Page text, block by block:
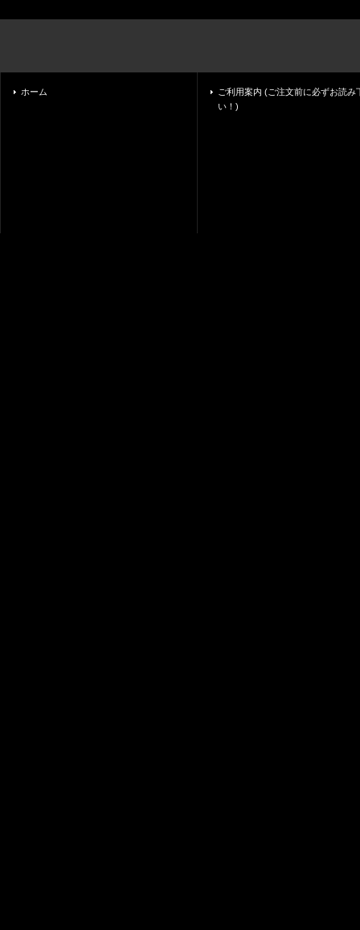
ホーム
ご利用案内 (ご注文前に必ずお読み
い！)